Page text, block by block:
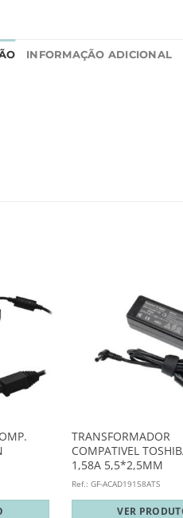
INFORMAÇÃO ADICIONAL
TRANSFORMADOR
COMPATIVEL
1,58A 5,5*2,5MM
Ref.: GF-ACAD19158ATS
VER